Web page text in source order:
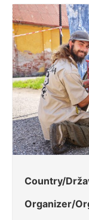
Country/
Organizer/